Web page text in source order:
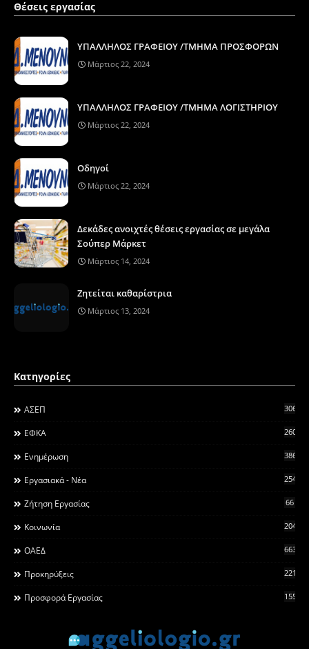
Θέσεις εργασίας
ΥΠΑΛΛΗΛΟΣ ΓΡΑΦΕΙΟΥ /ΤΜΗΜΑ ΠΡΟΣΦΟΡΩΝ
Μάρτιος 22, 2024
ΥΠΑΛΛΗΛΟΣ ΓΡΑΦΕΙΟΥ /ΤΜΗΜΑ ΛΟΓΙΣΤΗΡΙΟΥ
Μάρτιος 22, 2024
Οδηγοί
Μάρτιος 22, 2024
Δεκάδες ανοιχτές θέσεις εργασίας σε μεγάλα
Σούπερ Μάρκετ
Μάρτιος 14, 2024
Ζητείται καθαρίστρια
Μάρτιος 13, 2024
Κατηγορίες
ΑΣΕΠ 306
ΕΦΚΑ 260
Ενημέρωση 3868
Εργασιακά - Νέα 2546
Ζήτηση Εργασίας 66
Κοινωνία 2044
ΟΑΕΔ 663
Προκηρύξεις 2215
Προσφορά Εργασίας 155